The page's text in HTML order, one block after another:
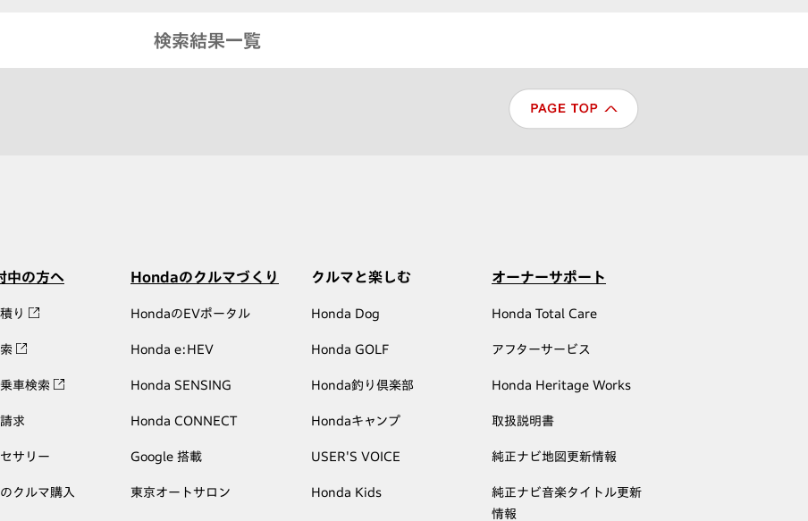
検索結果一覧
中の方へ
り
車検索
求
サリー
クルマ購入
Hondaのクルマづくり
HondaのEVポータル
Honda e:HEV
Honda SENSING
Honda CONNECT
Google 搭載
東京オートサロン
クルマと楽しむ
Honda Dog
Honda GOLF
Honda釣り倶楽部
Hondaキャンプ
USER'S VOICE
Honda Kids
オーナーサポート
Honda Total Care
アフターサービス
Honda Heritage Works
取扱説明書
純正ナビ地図更新情報
純正ナビ音楽タイトル更新
情報